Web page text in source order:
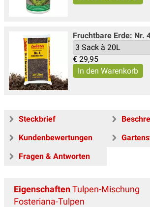
Fruchtbare Erde: Nr.
€ 29,95
Steckbrief
Kundenbewertungen
Fragen & Antworten
EigenschaftenTulpen-Mischung
Fosteriana-Tulpen